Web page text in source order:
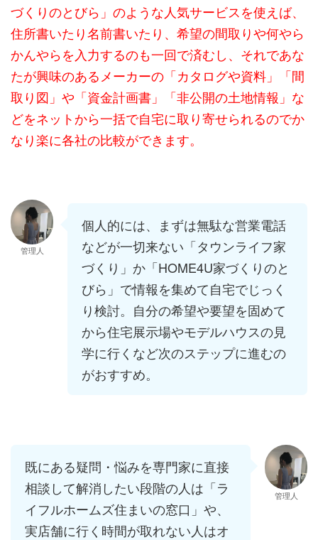
づくりのとびら」のような人気サービスを使えば、
住所書いたり名前書いたり、希望の間取りや何やら
かんやらを入力するのも一回で済むし、それであな
たが興味のあるメーカーの「カタログや資料」「間
取り図」や「資金計画書」「非公開の土地情報」な
どをネットから一括で自宅に取り寄せられるのでか
なり楽に各社の比較ができます。
管理人
個人的には、まずは無駄な営業電話
などが一切来ない「タウンライフ家
づくり」か「HOME4U家づくりのと
びら」で情報を集めて自宅でじっく
り検討。自分の希望や要望を固めて
から住宅展示場やモデルハウスの見
学に行くなど次のステップに進むの
がおすすめ。
既にある疑問・悩みを専門家に直接
相談して解消したい段階の人は「ラ
イフルホームズ住まいの窓口」や、
実店舗に行く時間が取れない人はオ
管理人